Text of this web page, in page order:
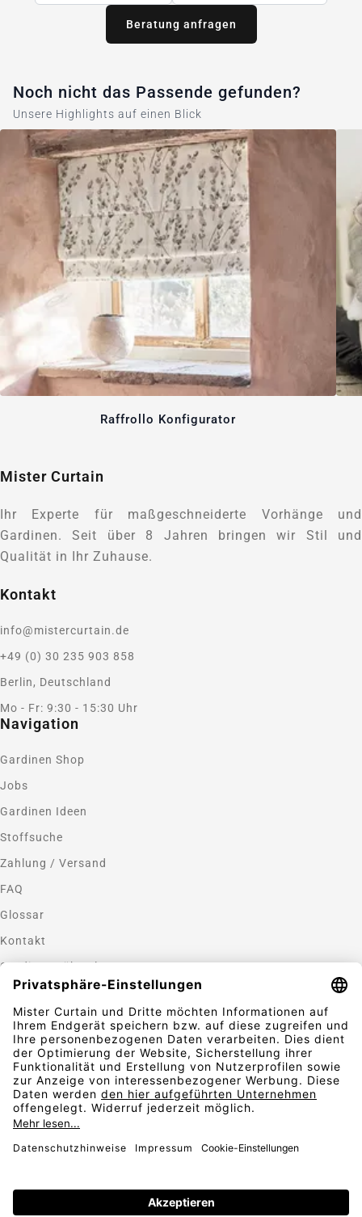
Beratung anfragen
Noch nicht das Passende gefunden?
Unsere Highlights auf einen Blick
Raffrollo Konfigurator
Mister Curtain
Ihr Experte für maßgeschneiderte Vorhänge und
Gardinen. Seit über 8 Jahren bringen wir Stil und
Qualität in Ihr Zuhause.
Kontakt
info@mistercurtain.de
+49 (0) 30 235 903 858
Berlin, Deutschland
Mo - Fr: 9:30 - 15:30 Uhr
Navigation
Gardinen Shop
Jobs
Gardinen Ideen
Stoffsuche
Zahlung / Versand
FAQ
Glossar
Kontakt
Gardinen nähen lassen
Zahlungsmethoden
Sicherheit